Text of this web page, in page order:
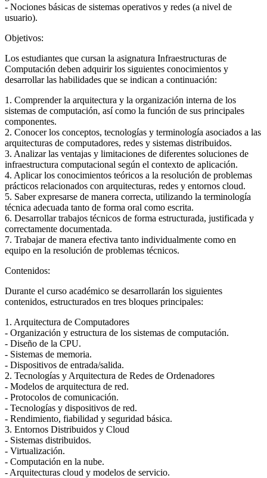
- Nociones básicas de sistemas operativos y redes (a nivel de
usuario).
Objetivos:
Los estudiantes que cursan la asignatura Infraestructuras de
Computación deben adquirir los siguientes conocimientos y
desarrollar las habilidades que se indican a continuación:
1. Comprender la arquitectura y la organización interna de los
sistemas de computación, así como la función de sus principales
componentes.
2. Conocer los conceptos, tecnologías y terminología asociados a las
arquitecturas de computadores, redes y sistemas distribuidos.
3. Analizar las ventajas y limitaciones de diferentes soluciones de
infraestructura computacional según el contexto de aplicación.
4. Aplicar los conocimientos teóricos a la resolución de problemas
prácticos relacionados con arquitecturas, redes y entornos cloud.
5. Saber expresarse de manera correcta, utilizando la terminología
técnica adecuada tanto de forma oral como escrita.
6. Desarrollar trabajos técnicos de forma estructurada, justificada y
correctamente documentada.
7. Trabajar de manera efectiva tanto individualmente como en
equipo en la resolución de problemas técnicos.
Contenidos:
Durante el curso académico se desarrollarán los siguientes
contenidos, estructurados en tres bloques principales:
1. Arquitectura de Computadores
- Organización y estructura de los sistemas de computación.
- Diseño de la CPU.
- Sistemas de memoria.
- Dispositivos de entrada/salida.
2. Tecnologías y Arquitectura de Redes de Ordenadores
- Modelos de arquitectura de red.
- Protocolos de comunicación.
- Tecnologías y dispositivos de red.
- Rendimiento, fiabilidad y seguridad básica.
3. Entornos Distribuidos y Cloud
- Sistemas distribuidos.
- Virtualización.
- Computación en la nube.
- Arquitecturas cloud y modelos de servicio.